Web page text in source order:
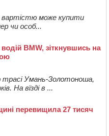
вартістю може купити
чи особ...
BMW, зіткнувшись на
трасі Умань-Золотоноша,
На вїзді в ...
перевищила 27 тисяч